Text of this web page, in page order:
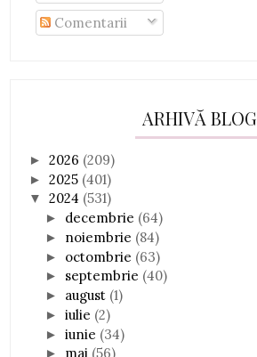
Comentarii
ARHIVĂ BLOG
►2026 (209)
►2025 (401)
▼2024 (531)
► decembrie (64)
► noiembrie (84)
► octombrie (63)
► septembrie (40)
► august (1)
►iulie (2)
►iunie (34)
► mai (56)